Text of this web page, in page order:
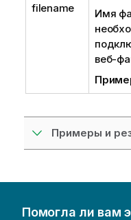
filename
Имя
веб-
Примеры и
Помогла ли вам